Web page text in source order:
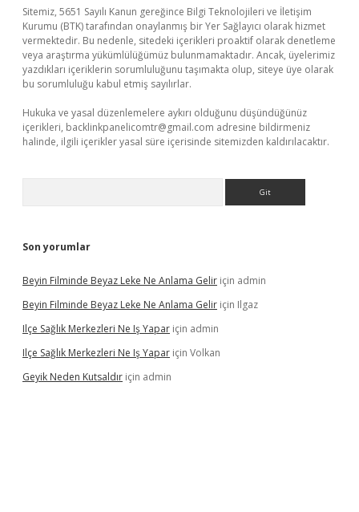
Sitemiz, 5651 Sayılı Kanun gereğince Bilgi Teknolojileri ve İletişim
Kurumu (BTK) tarafından onaylanmış bir Yer Sağlayıcı olarak hizmet
vermektedir. Bu nedenle, sitedeki içerikleri proaktif olarak denetleme
veya araştırma yükümlülüğümüz bulunmamaktadır. Ancak, üyelerimiz
yazdıkları içeriklerin sorumluluğunu taşımakta olup, siteye üye olarak
bu sorumluluğu kabul etmiş sayılırlar.
Hukuka ve yasal düzenlemelere aykırı olduğunu düşündüğünüz
içerikleri, backlinkpanelicomtr@gmail.com adresine bildirmeniz
halinde, ilgili içerikler yasal süre içerisinde sitemizden kaldırılacaktır.
Son yorumlar
Beyin Filminde Beyaz Leke Ne Anlama Gelir için admin
Beyin Filminde Beyaz Leke Ne Anlama Gelir için Ilgaz
Ilçe Sağlık Merkezleri Ne Iş Yapar için admin
Ilçe Sağlık Merkezleri Ne Iş Yapar için Volkan
Geyik Neden Kutsaldır için admin